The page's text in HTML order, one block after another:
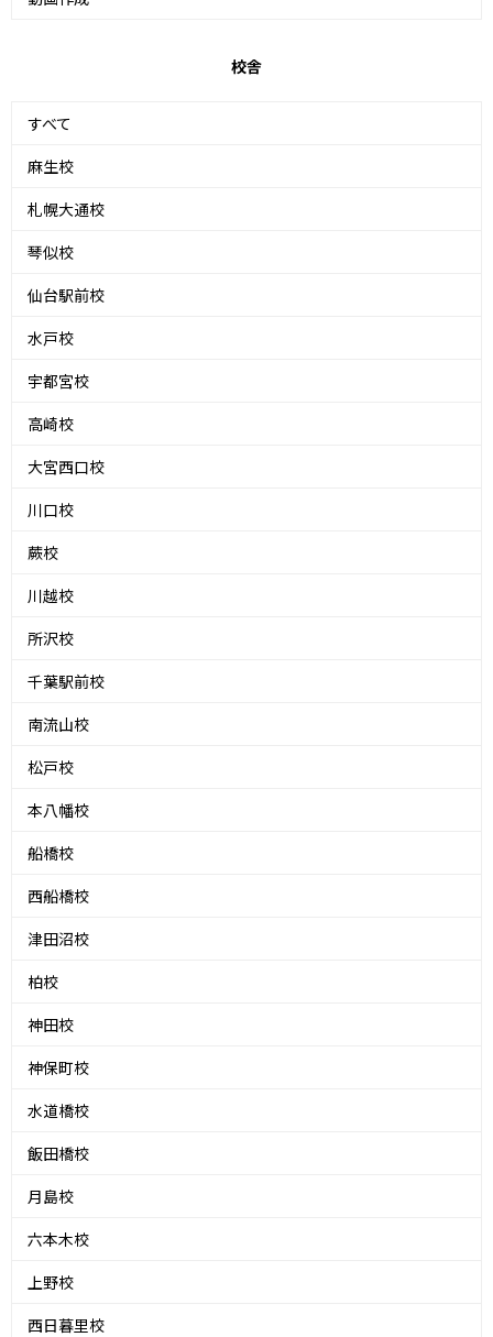
校舎
すべて
麻生校
札幌大通校
琴似校
仙台駅前校
水戸校
宇都宮校
高崎校
大宮西口校
川口校
蕨校
川越校
所沢校
千葉駅前校
南流山校
松戸校
本八幡校
船橋校
西船橋校
津田沼校
柏校
神田校
神保町校
水道橋校
飯田橋校
月島校
六本木校
上野校
西日暮里校